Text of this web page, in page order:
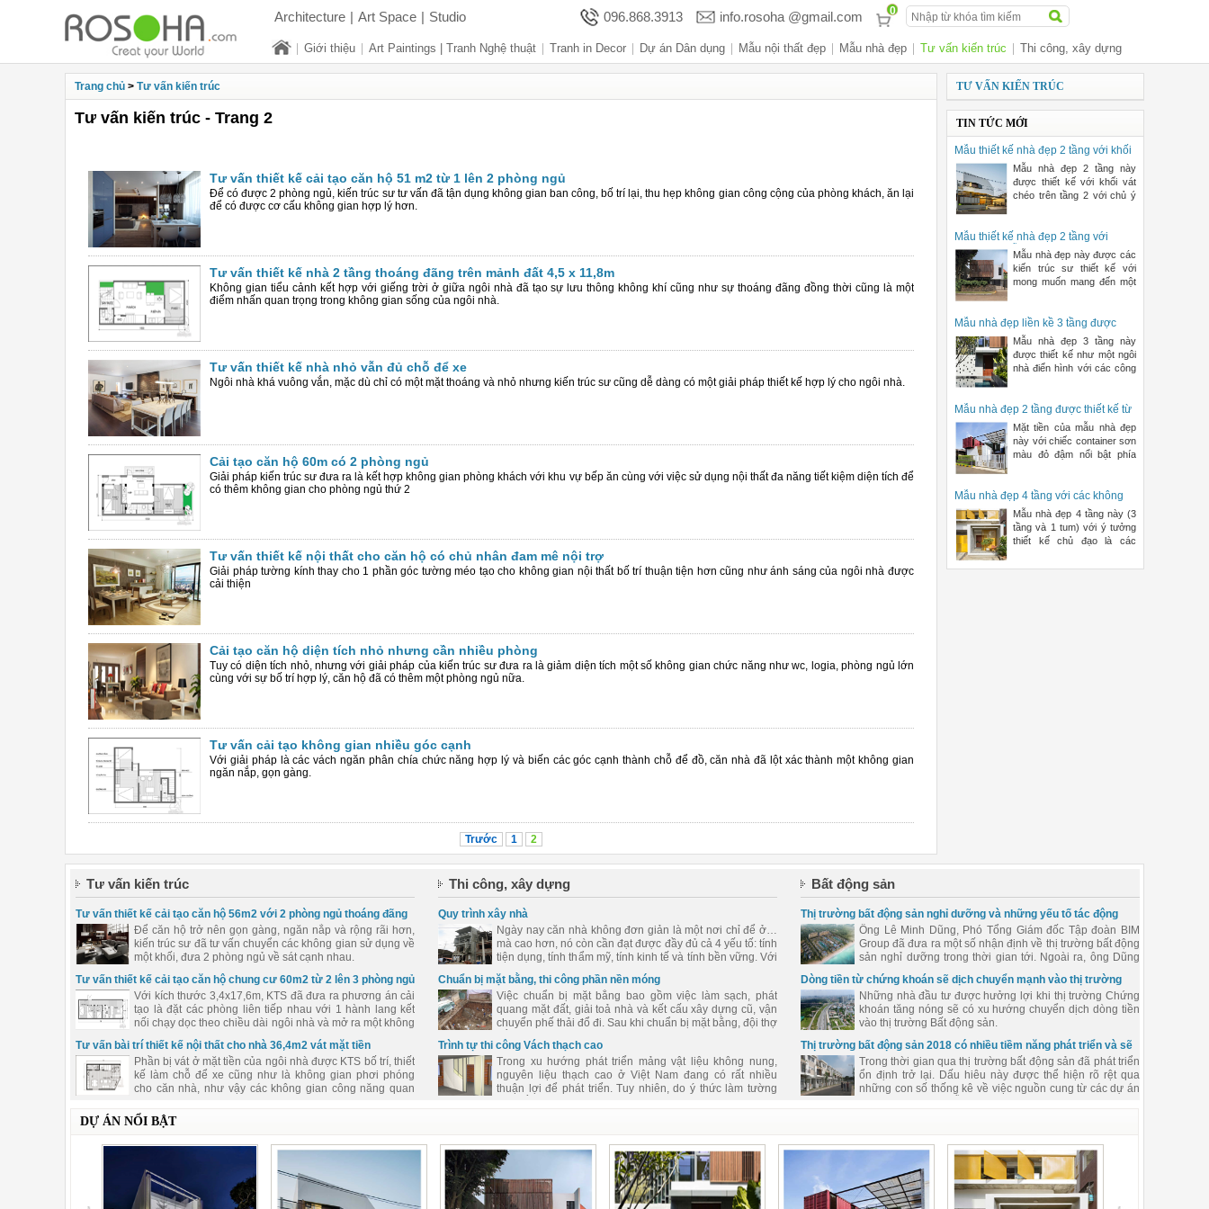
0
info.rosoha @gmail.com
096.868.3913
Architecture | Art Space | Studio
Giới thiệu Art Paintings | Tranh Nghệ thuật Tranh in Decor Dự án Dân dụng Mẫu nội thất đẹp Mẫu nhà đẹp Tư vấn kiến trúc
Thi công, xây dựng
Bất động sản
Phong thủy nhà ở Liên hệ
Trang chủ > Tư vấn kiến trúc
Tư vấn kiến trúc - Trang 2
Tư vấn thiết kế cải tạo căn hộ 51 m2 từ 1 lên 2 phòng ngủ
Để có được 2 phòng ngủ, kiến trúc sư tư vấn đã tận dụng không gian ban công, bố trí lại, thu hẹp không gian công cộng của phòng khách, ăn lại
để có được cơ cấu không gian hợp lý hơn.
Tư vấn thiết kế nhà 2 tầng thoáng đãng trên mảnh đất 4,5 x 11,8m
Không gian tiểu cảnh kết hợp với giếng trời ở giữa ngôi nhà đã tạo sự lưu thông không khí cũng như sự thoáng đãng đồng thời cũng là một
điểm nhấn quan trọng trong không gian sống của ngôi nhà.
Tư vấn thiết kế nhà nhỏ vẫn đủ chỗ để xe
Ngôi nhà khá vuông vắn, mặc dù chỉ có một mặt thoáng và nhỏ nhưng kiến trúc sư cũng dễ dàng có một giải pháp thiết kế hợp lý cho ngôi nhà.
Cải tạo căn hộ 60m có 2 phòng ngủ
Giải pháp kiến trúc sư đưa ra là kết hợp không gian phòng khách với khu vự bếp ăn cùng với việc sử dụng nội thất đa năng tiết kiệm diện tích để
có thêm không gian cho phòng ngủ thứ 2
Tư vấn thiết kế nội thất cho căn hộ có chủ nhân đam mê nội trợ
Giải pháp tường kính thay cho 1 phần góc tường méo tạo cho không gian nội thất bố trí thuận tiện hơn cũng như ánh sáng của ngôi nhà được
cải thiện
Cải tạo căn hộ diện tích nhỏ nhưng cần nhiều phòng
Tuy có diện tích nhỏ, nhưng với giải pháp của kiến trúc sư đưa ra là giảm diện tích một số không gian chức năng như wc, logia, phòng ngủ lớn
cùng với sự bố trí hợp lý, căn hộ đã có thêm một phòng ngủ nữa.
Tư vấn cải tạo không gian nhiều góc cạnh
Với giải pháp là các vách ngăn phân chía chức năng hợp lý và biến các góc cạnh thành chỗ để đồ, căn nhà đã lột xác thành một không gian
ngăn nắp, gọn gàng.
Trước 1 2
TƯ VẤN KIẾN TRÚC
TIN TỨC MỚI
Mẫu thiết kế nhà đẹp 2 tầng với khối
vát chéo ở mặt tiền | ND68-009
Mẫu nhà đẹp 2 tầng này
được thiết kế với khối vát
chéo trên tầng 2 với chủ ý
Mẫu thiết kế nhà đẹp 2 tầng với
mảng lam gỗ lớn ở mặt tiền | ND68-
008
Mẫu nhà đẹp này được các
kiến trúc sư thiết kế với
mong muốn mang đến một
Mẫu nhà đẹp liền kề 3 tầng được
thiết kế điển hình khép kín | ND68-
010
Mẫu nhà đẹp 3 tầng này
được thiết kế như một ngôi
nhà điển hình với các công
Mẫu nhà đẹp 2 tầng được thiết kế từ
container cũ | ND68-007Mặt tiền của mẫu nhà đẹp
này với chiếc container sơn
màu đỏ đậm nổi bật phía
Mẫu nhà đẹp 4 tầng với các không
gian được thiết kế hướng nội |
ND68-014
Mẫu nhà đẹp 4 tầng này (3
tầng và 1 tum) với ý tưởng
thiết kế chủ đạo là các
Tư vấn kiến trúc
Tư vấn thiết kế cải tạo căn hộ 56m2 với 2 phòng ngủ thoáng đãng
hơn
Để căn hộ trở nên gọn gàng, ngăn nắp và rộng rãi hơn,
kiến trúc sư đã tư vấn chuyển các không gian sử dụng về
một khối, đưa 2 phòng ngủ về sát cạnh nhau.
Tư vấn thiết kế cải tạo căn hộ chung cư 60m2 từ 2 lên 3 phòng ngủ
Với kích thước 3,4x17,6m, KTS đã đưa ra phương án cải
tạo là đặt các phòng liên tiếp nhau với 1 hành lang kết
nối chạy dọc theo chiều dài ngôi nhà và mở ra một không
gian chung tràn ngập ánh sáng.
Tư vấn bài trí thiết kế nội thất cho nhà 36,4m2 vát mặt tiền
Phần bị vát ở mặt tiền của ngôi nhà được KTS bố trí, thiết
kế làm chỗ để xe cũng như là không gian phơi phóng
cho căn nhà, như vậy các không gian công năng quan
Thi công, xây dựng
Quy trình xây nhà
Ngày nay căn nhà không đơn giản là một nơi chỉ để ở…
mà cao hơn, nó còn cần đạt được đầy đủ cả 4 yếu tố: tính
tiện dụng, tính thẩm mỹ, tính kinh tế và tính bền vững. Với
người có chuyên môn việc xây nhà đã khó, người làm
nhà ở không có chuyên môn lại càng khó khăn gấp bội.
Là một kiến trúc sư, tôi chỉ hy vọng góp một phần nhỏ bé
giúp làm giảm bớt những khó khăn ấy.
Chuẩn bị mặt bằng, thi công phần nền móng
Việc chuẩn bị mặt bằng bao gồm việc làm sạch, phát
quang mặt đất, giải toả nhà và kết cấu xây dựng cũ, vận
chuyển phế thải đổ đi. Sau khi chuẩn bị mặt bằng, đội thợ
bắt đầu vào công tác làm nền móng. Việc làm nền bao
gồm các công việc: 1-đào đất, 2-hút nước ngầm, 3-đổ đất
thừa, 4-be thành đất, 5-gia cố nền …
Trình tự thi công Vách thạch cao
Trong xu hướng phát triển mảng vật liệu không nung,
nguyên liệu thạch cao ở Việt Nam đang có rất nhiều
thuận lợi để phát triển. Tuy nhiên, do ý thức làm tường
vách thạch cao có độ cứng, khả năng cách âm, cách
nhiệt không thua kém gì tường gạch.
Bất động sản
Thị trường bất động sản nghỉ dưỡng và những yếu tố tác động
Ông Lê Minh Dũng, Phó Tổng Giám đốc Tập đoàn BIM
Group đã đưa ra một số nhận định về thị trường bất động
sản nghỉ dưỡng trong thời gian tới. Ngoài ra, ông Dũng
cũng nói về những định hướng phát triển trong lĩnh vực
bất động sản của Tập đoàn BIM trong năm 2018.
Dòng tiền từ chứng khoán sẽ dịch chuyển mạnh vào thị trường
Bất động sản trong năm 2018
Những nhà đầu tư được hưởng lợi khi thị trường Chứng
khoán tăng nóng sẽ có xu hướng chuyển dịch dòng tiền
vào thị trường Bất động sản.
Thị trường bất động sản 2018 có nhiều tiềm năng phát triển và sẽ
hướng đến người có nhu cầu mua nhà ở thực
Trong thời gian qua thị trường bất động sản đã phát triển
ổn định trở lại. Dấu hiêu này được thể hiện rõ rệt qua
những con số thống kê về việc nguồn cung từ các dự án
DỰ ÁN NỔI BẬT